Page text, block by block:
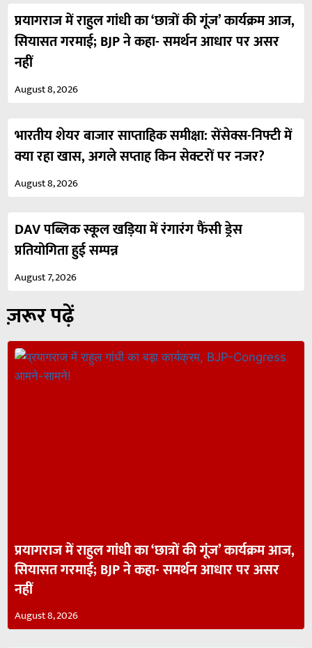
प्रयागराज में राहुल गांधी का ‘छात्रों की गूंज’ कार्यक्रम आज,
सियासत गरमाई; BJP ने कहा- समर्थन आधार पर असर
नहीं
August 8, 2026
भारतीय शेयर बाजार साप्ताहिक समीक्षा: सेंसेक्स-निफ्टी में
क्या रहा खास, अगले सप्ताह किन सेक्टरों पर नजर?
August 8, 2026
DAV पब्लिक स्कूल खड़िया में रंगारंग फैंसी ड्रेस
प्रतियोगिता हुई सम्पन्न
August 7, 2026
ज़रूर पढ़ें
प्रयागराज में राहुल गांधी का ‘छात्रों की गूंज’ कार्यक्रम आज,
सियासत गरमाई; BJP ने कहा- समर्थन आधार पर असर
नहीं
August 8, 2026